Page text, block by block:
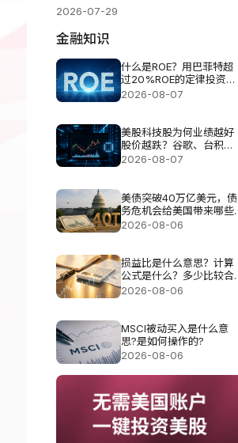
2026-07-29
金融知识
什么是ROE？用巴菲特超
过20%ROE的定律投资真
的可以？
2026-08-07
美股科技股为何业绩越好
股价越跌？谷歌、台积
电、甲骨文揭AI投资压力
2026-08-07
美债突破40万亿美元，债
务危机会给美国带来哪些
影响?
2026-08-06
损益比是什么意思？计算
公式是什么？多少比较合
理？
2026-08-06
MSCI被动买入是什么意
思?是如何操作的?
2026-08-06